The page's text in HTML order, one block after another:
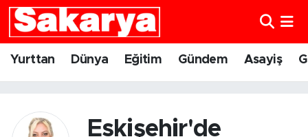
Yurttan Dünya Eğitim Gündem Asayiş
Eskişehir'de
Yurttan
Eğitim
Eskişehir Nöbetçi Eczaneler
Eskişehir Namaz Vakitleri